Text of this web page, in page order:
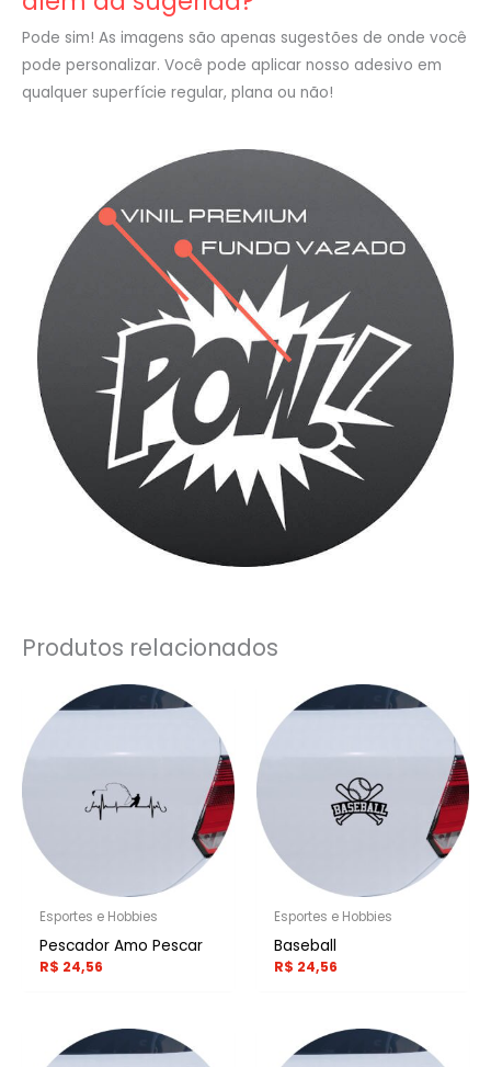
Pode sim! As imagens são apenas sugestões de onde você
pode personalizar. Você pode aplicar nosso adesivo em
qualquer superfície regular, plana ou não!
Produtos relacionados
Esportes e Hobbies
Pescador Amo Pescar
R$ 24,56
Esportes e Hobbies
Baseball
R$ 24,56